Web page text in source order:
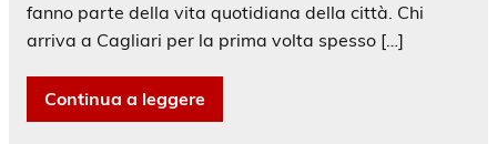
fanno parte della vita quotidiana della città. Chi
arriva a Cagliari per la prima volta spesso […]
Continua a leggere